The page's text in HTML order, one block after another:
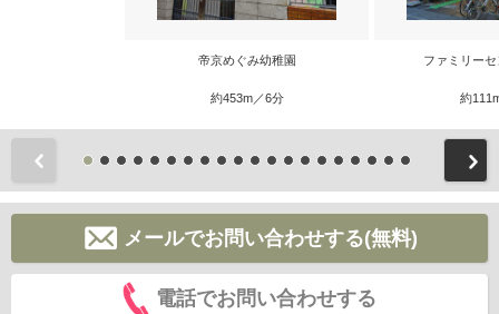
帝京めぐみ幼稚園
約453m／6分
ファミリー
約
メールでお問い合わせする(無料)
電話でお問い合わせする